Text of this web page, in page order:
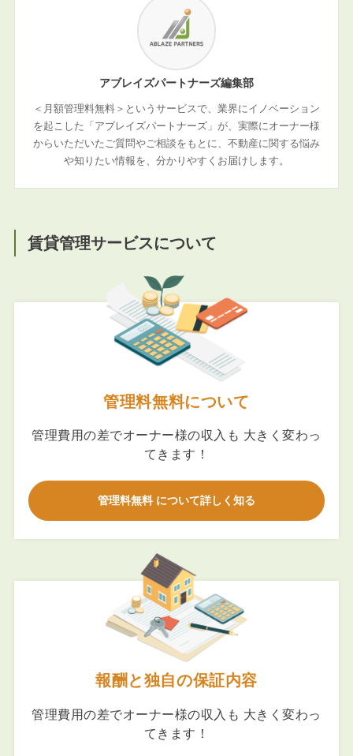
アブレイズパートナーズ編集部
＜月額管理料無料＞というサービスで、業界にイノベーション
を起こした「アブレイズパートナーズ」が、実際にオーナー様
からいただいたご質問やご相談をもとに、不動産に関する悩み
や知りたい情報を、分かりやすくお届けします。
賃貸管理サービスについて
管理料無料について
管理費用の差でオーナー様の収入も 大きく変わっ
てきます！
管理料無料 について詳しく知る
報酬と独自の保証内容
管理費用の差でオーナー様の収入も 大きく変わっ
てきます！